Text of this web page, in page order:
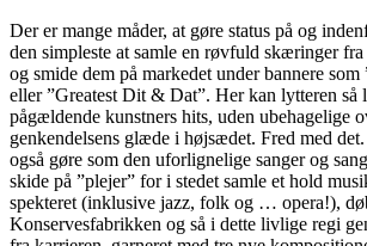
Der er mange måder, at gøre status på og
den simpleste at samle en røvfuld skæringer fra
og smide dem på markedet under bannere
eller ”Greatest Dit & Dat”. Her kan lytteren så
pågældende kunstners hits, uden ubehagelige
genkendelsens glæde i højsædet. Fred med
også gøre som den uforlignelige sanger og
skide på ”plejer” for i stedet samle et hold
spekteret (inklusive jazz, folk og … opera!),
Konservesfabrikken og så i dette livlige regi